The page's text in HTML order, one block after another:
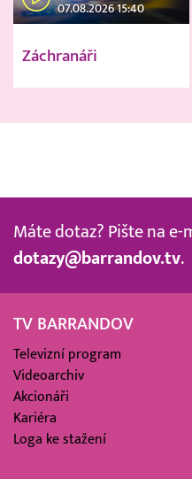
07.08.2026 15:40
Záchranáři
Máte dotaz? Pište na e-
dotazy@barrandov.tv.
TV BARRANDOV
Televizní program
Videoarchiv
Akcionáři
Kariéra
Loga ke stažení